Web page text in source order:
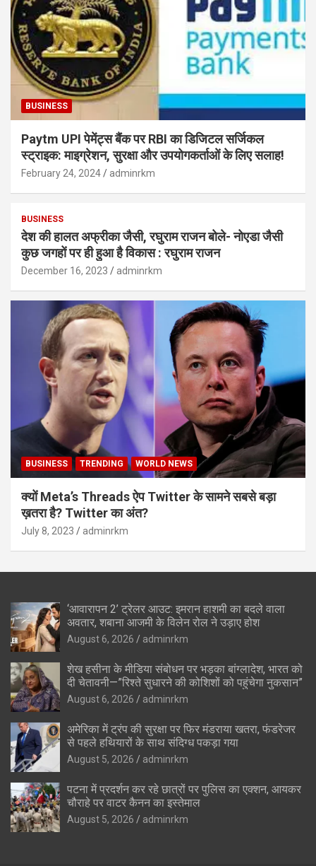
BUSINESS
Paytm UPI पेमेंट्स बैंक पर RBI का डिजिटल सर्जिकल
स्ट्राइक: माइग्रेशन, सुरक्षा और उपयोगकर्ताओं के लिए सलाह!
February 24, 2024 adminrkm
BUSINESS
देश की हालत अफ्रीका जैसी, रघुराम राजन बोले- नोएडा जैसी
कुछ जगहों पर ही हुआ है विकास : रघुराम राजन
December 16, 2023 adminrkm
BUSINESS TRENDING WORLD NEWS
क्यों Meta’s Threads ऐप Twitter के सामने सबसे बड़ा
ख़तरा है? Twitter का अंत?
July 8, 2023 adminrkm
‘आवारापन 2’ ट्रेलर आउट: इमरान हाशमी का बदले वाला
अवतार, शबाना आजमी के विलेन रोल ने उड़ाए होश
August 6, 2026 adminrkm
शेख हसीना के मीडिया संबोधन पर भड़का बांग्लादेश, भारत को
दी चेतावनी—”रिश्ते सुधारने की कोशिशों को पहुंचेगा नुकसान”
August 6, 2026 adminrkm
अमेरिका में ट्रंप की सुरक्षा पर फिर मंडराया खतरा, फंडरेजर
से पहले हथियारों के साथ संदिग्ध पकड़ा गया
August 5, 2026 adminrkm
पटना में प्रदर्शन कर रहे छात्रों पर पुलिस का एक्शन, आयकर
चौराहे पर वाटर कैनन का इस्तेमाल
August 5, 2026 adminrkm